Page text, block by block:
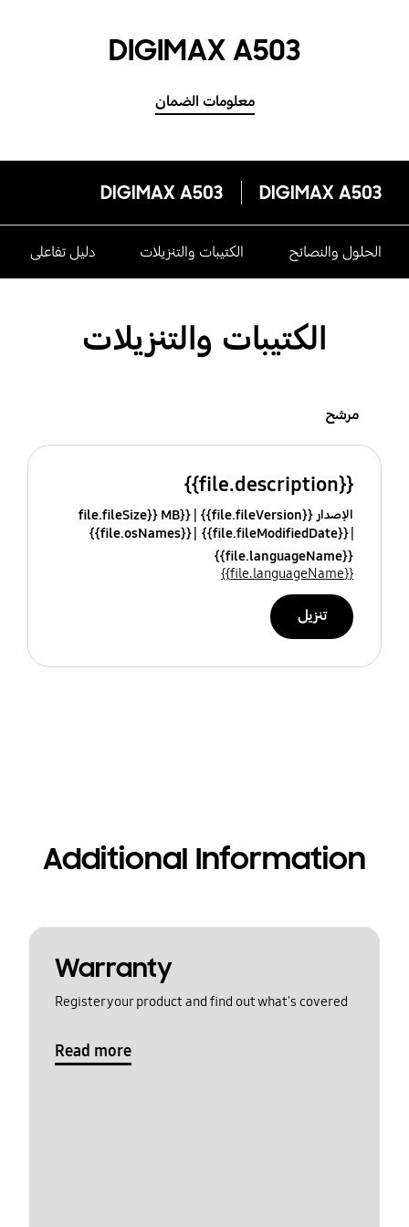
DIGIMAX A503
معلومات الضمان
DIGIMAX A503
DIGIMAX A503
الحلول والنصائح الكتيبات والتنزيلات دليل تفاعلى
الكتيبات والتنزيلات
مرشح
{{file.description}}
الإصدار {{file.fileVersion}}
{{file.fileSize}} MB
{{file.fileModifiedDate}}
{{file.osNames}}
{{file.languageName}}
{{file.languageName}}
تنزيل
Additional Information
Warranty
Register your product and find out what's covered
Read more